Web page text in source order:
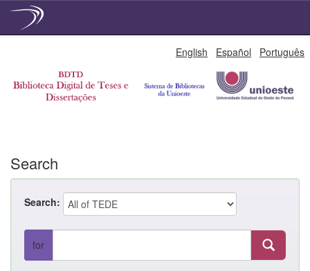
English Español Português
Search
Search:
for